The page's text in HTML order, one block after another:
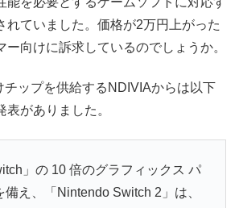
れていました。価格が2万円上がった
ー向けに訴求しているのでしょうか。
チップを供給するNDIVIAからは以下
がありました。
」の 10 倍のグラフィックス パ
備え、「Nintendo Switch 2」は、